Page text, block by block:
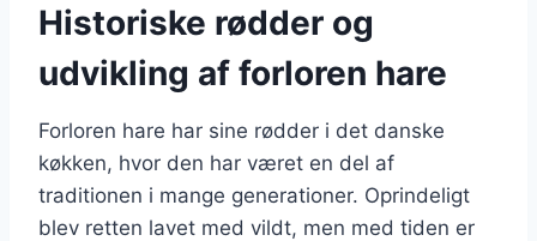
Historiske rødder og
udvikling af forloren hare
Forloren hare har sine rødder i det danske
køkken, hvor den har været en del af
traditionen i mange generationer. Oprindeligt
blev retten lavet med vildt, men med tiden er